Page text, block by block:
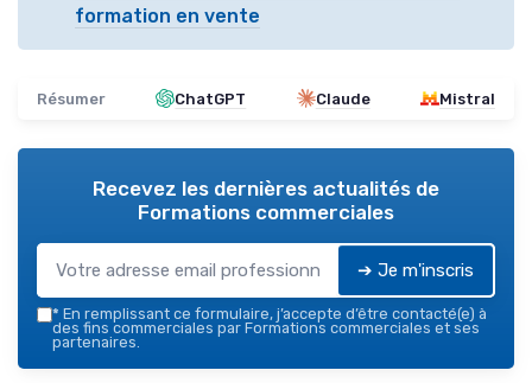
formation en vente
Résumer ChatGPT Claude Mistral
Recevez les dernières actualités de
Formations commerciales
➔ Je m'inscris
* En remplissant ce formulaire, j’accepte d’être contacté(e) à
des fins commerciales par Formations commerciales et ses
partenaires.